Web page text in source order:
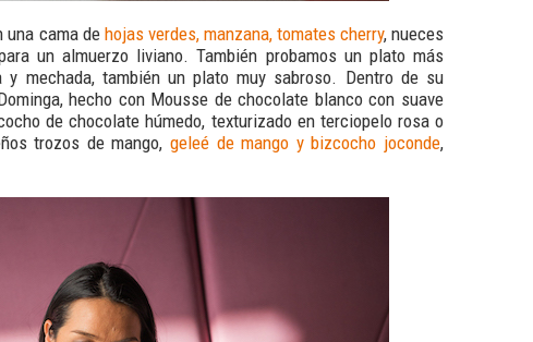
una cama de hojas verdes, manzana, tomates cherry, nueces
un almuerzo liviano. También probamos un plato más
mechada, también un plato muy sabroso. Dentro de su
hecho con Mousse de chocolate blanco con suave
de chocolate húmedo, texturizado en terciopelo rosa o
trozos de mango, geleé de mango y bizcocho joconde,